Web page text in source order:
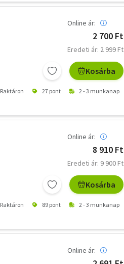
Online ár:
2 700 Ft
Eredeti ár: 2 999 Ft
Kosárba
Raktáron 27 pont 2 - 3 munkanap
Online ár:
8 910 Ft
Eredeti ár: 9 900 Ft
Kosárba
Raktáron 89 pont 2 - 3 munkanap
Online ár: